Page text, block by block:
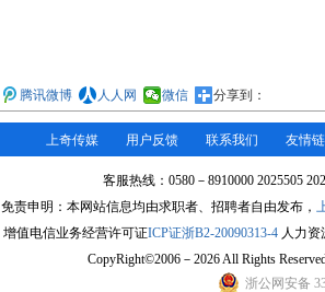
腾讯微博 人人网 微信 分享到：
上奇传媒 用户反馈 联系我们 友情
客服热线：0580－8910000 2025505
免责申明：本网站信息均由求职者、招聘者自由发布，
增值电信业务经营许可证ICP证浙B2-20090313-4 人力资
CopyRight©2006－2026 All Rights
浙公网安备